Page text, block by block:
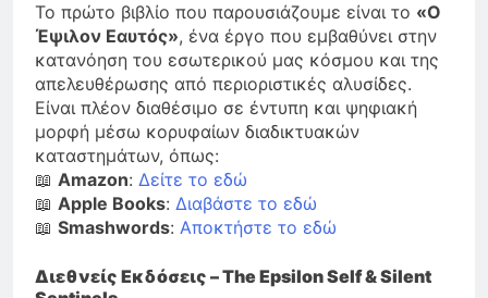
Το πρώτο βιβλίο που παρουσιάζουμε είναι το «Ο
Έψιλον Εαυτός», ένα έργο που εμβαθύνει στην
κατανόηση του εσωτερικού μας κόσμου και της
απελευθέρωσης από περιοριστικές αλυσίδες.
Είναι πλέον διαθέσιμο σε έντυπη και ψηφιακή
μορφή μέσω κορυφαίων διαδικτυακών
καταστημάτων, όπως:
📖 Amazon: Δείτε το εδώ
📖 Apple Books: Διαβάστε το εδώ
📖 Smashwords: Αποκτήστε το εδώ
Διεθνείς Εκδόσεις – The Epsilon Self & Silent